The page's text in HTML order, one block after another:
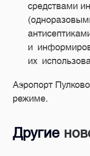
средствами
и
их
Аэропорт
режиме.
Другие